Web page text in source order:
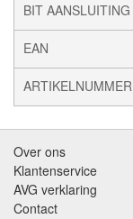
BIT AANSLUITING
EAN
ARTIKELNUMMER
Over ons
Klantenservice
AVG verklaring
Contact